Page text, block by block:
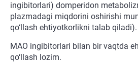
ingibitorlari) domperidon
plazmadagi miqdorini oshirishi
qo‘llash ehtiyotkorlikni talab qiladi).
MAO ingibitorlari bilan bir vaqtda
qo‘llash lozim.